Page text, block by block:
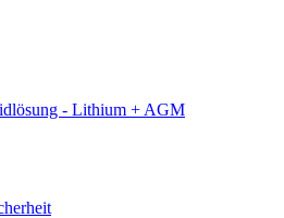
- Lithium + AGM